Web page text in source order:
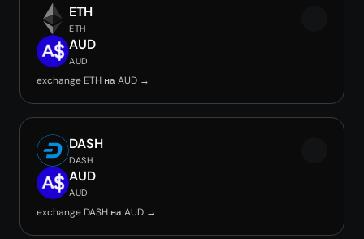
ETH
ETH
AUD
AUD
exchange ETH на AUD →
DASH
DASH
AUD
AUD
exchange DASH на AUD →